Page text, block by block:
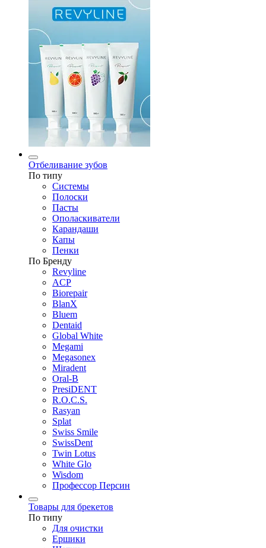
Отбеливание зубов
По типу
Системы
Полоски
Пасты
Ополаскиватели
Карандаши
Капы
Пенки
По Бренду
Revyline
ACP
Biorepair
BlanX
Bluem
Dentaid
Global White
Megami
Megasonex
Miradent
Oral-B
PresiDENT
R.O.C.S.
Rasyan
Splat
Swiss Smile
SwissDent
Twin Lotus
White Glo
Wisdom
Профессор Персин
Товары для брекетов
По типу
Для очистки
Ершики